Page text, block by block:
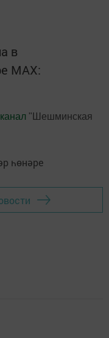
в
MАХ:
"Шешминская